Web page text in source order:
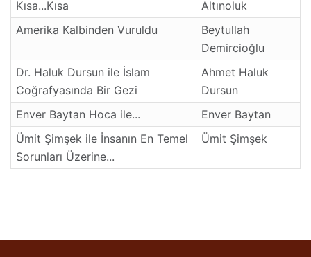
Kısa...Kısa
Altınoluk
Amerika Kalbinden Vuruldu
Beytullah
Demircioğlu
Dr. Haluk Dursun ile İslam
Coğrafyasında Bir Gezi
Ahmet Haluk
Dursun
Enver Baytan Hoca ile...
Enver Baytan
Ümit Şimşek ile İnsanın En Temel
Sorunları Üzerine...
Ümit Şimşek